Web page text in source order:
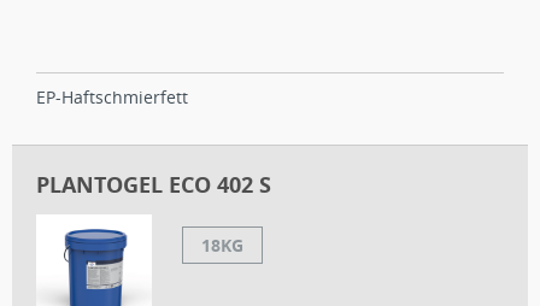
EP-Haftschmierfett
PLANTOGEL ECO 402 S
18KG